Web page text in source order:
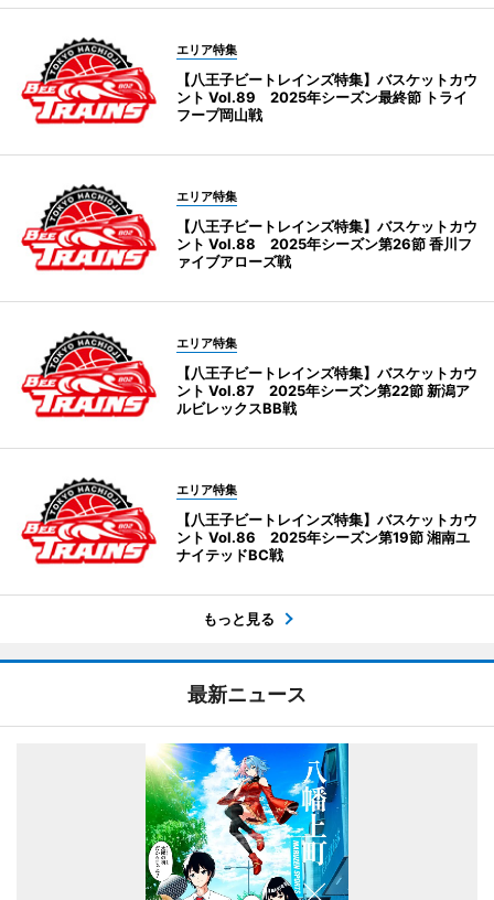
エリア特集
【八王子ビートレインズ特集】バスケットカウ
ント Vol.89 2025年シーズン最終節 トライ
フープ岡山戦
エリア特集
【八王子ビートレインズ特集】バスケットカウ
ント Vol.88 2025年シーズン第26節 香川フ
ァイブアローズ戦
エリア特集
【八王子ビートレインズ特集】バスケットカウ
ント Vol.87 2025年シーズン第22節 新潟ア
ルビレックスBB戦
エリア特集
【八王子ビートレインズ特集】バスケットカウ
ント Vol.86 2025年シーズン第19節 湘南ユ
ナイテッドBC戦
もっと見る
最新ニュース